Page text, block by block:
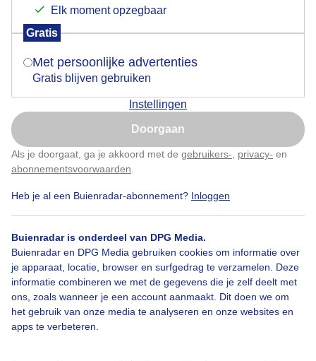
Elk moment opzegbaar
Gratis
Met persoonlijke advertenties
Gratis blijven gebruiken
Instellingen
Doorgaan
Als je doorgaat, ga je akkoord met de gebruikers- privacy- en
abonnementsvoorwaarden
Heb je al een Buienradar-abonnement? Inloggen
Buienradar is onderdeel van DPG Media.
Buienradar en DPG Media gebruiken cookies om informatie over
je apparaat, locatie, browser en surfgedrag te verzamelen. Deze
informatie combineren we met de gegevens die je zelf deelt met
ons, zoals wanneer je een account aanmaakt. Dit doen we om
het gebruik van onze media te analyseren en onze websites en
apps te verbeteren.
Wolken en zon
Door: Anne-Marie van Iersel Gemaakt: 07-05-2026, 15x bekeken
Bekijk slideshow
Is goed, toon de popup
Nu niet, misschien later
Klik hierom dit aan te passen